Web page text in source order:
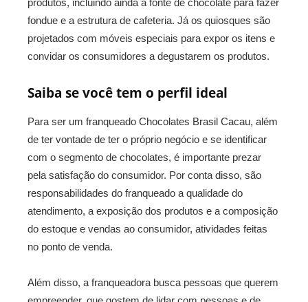
fondue e a estrutura de cafeteria. Já os quiosques são
projetados com móveis especiais para expor os itens e
convidar os consumidores a degustarem os produtos.
Saiba se você tem o perfil ideal
Para ser um franqueado Chocolates Brasil Cacau, além
de ter vontade de ter o próprio negócio e se identificar
com o segmento de chocolates, é importante prezar
pela satisfação do consumidor. Por conta disso, são
responsabilidades do franqueado a qualidade do
atendimento, a exposição dos produtos e a composição
do estoque e vendas ao consumidor, atividades feitas
no ponto de venda.
Além disso, a franqueadora busca pessoas que querem